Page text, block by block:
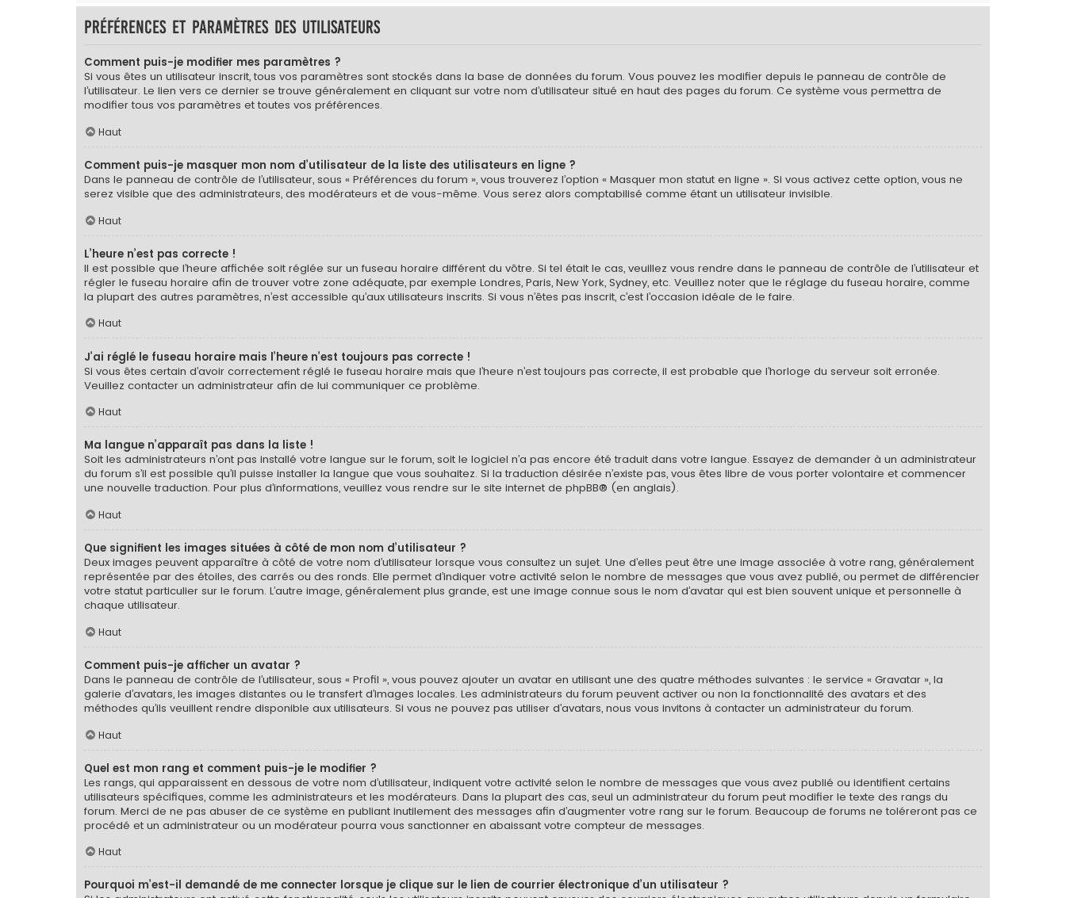
Préférences et paramètres des utilisateurs
Comment puis-je modifier mes paramètres ?
Si vous êtes un utilisateur inscrit, tous vos paramètres sont stockés dans la base de données du forum. Vous pouvez les modifier depuis le panneau de contrôle de
l’utilisateur. Le lien vers ce dernier se trouve généralement en cliquant sur votre nom d’utilisateur situé en haut des pages du forum. Ce système vous permettra de
modifier tous vos paramètres et toutes vos préférences.
Haut
Comment puis-je masquer mon nom d’utilisateur de la liste des utilisateurs en ligne ?
Dans le panneau de contrôle de l’utilisateur, sous « Préférences du forum », vous trouverez l’option « Masquer mon statut en ligne ». Si vous activez cette option, vous ne
serez visible que des administrateurs, des modérateurs et de vous-même. Vous serez alors comptabilisé comme étant un utilisateur invisible.
Haut
L’heure n’est pas correcte !
Il est possible que l’heure affichée soit réglée sur un fuseau horaire différent du vôtre. Si tel était le cas, veuillez vous rendre dans le panneau de contrôle de l’utilisateur et
régler le fuseau horaire afin de trouver votre zone adéquate, par exemple Londres, Paris, New York, Sydney, etc. Veuillez noter que le réglage du fuseau horaire, comme
la plupart des autres paramètres, n’est accessible qu’aux utilisateurs inscrits. Si vous n’êtes pas inscrit, c’est l’occasion idéale de le faire.
Haut
J’ai réglé le fuseau horaire mais l’heure n’est toujours pas correcte !
Si vous êtes certain d’avoir correctement réglé le fuseau horaire mais que l’heure n’est toujours pas correcte, il est probable que l’horloge du serveur soit erronée.
Veuillez contacter un administrateur afin de lui communiquer ce problème.
Haut
Ma langue n’apparaît pas dans la liste !
Soit les administrateurs n’ont pas installé votre langue sur le forum, soit le logiciel n’a pas encore été traduit dans votre langue. Essayez de demander à un administrateur
du forum s’il est possible qu’il puisse installer la langue que vous souhaitez. Si la traduction désirée n’existe pas, vous êtes libre de vous porter volontaire et commencer
une nouvelle traduction. Pour plus d’informations, veuillez vous rendre sur le site internet de phpBB® (en anglais).
Haut
Que signifient les images situées à côté de mon nom d’utilisateur ?
Deux images peuvent apparaître à côté de votre nom d’utilisateur lorsque vous consultez un sujet. Une d’elles peut être une image associée à votre rang, généralement
représentée par des étoiles, des carrés ou des ronds. Elle permet d’indiquer votre activité selon le nombre de messages que vous avez publié, ou permet de différencier
votre statut particulier sur le forum. L’autre image, généralement plus grande, est une image connue sous le nom d’avatar qui est bien souvent unique et personnelle à
chaque utilisateur.
Haut
Comment puis-je afficher un avatar ?
Dans le panneau de contrôle de l’utilisateur, sous « Profil », vous pouvez ajouter un avatar en utilisant une des quatre méthodes suivantes : le service « Gravatar », la
galerie d’avatars, les images distantes ou le transfert d’images locales. Les administrateurs du forum peuvent activer ou non la fonctionnalité des avatars et des
méthodes qu’ils veuillent rendre disponible aux utilisateurs. Si vous ne pouvez pas utiliser d’avatars, nous vous invitons à contacter un administrateur du forum.
Haut
Quel est mon rang et comment puis-je le modifier ?
Les rangs, qui apparaissent en dessous de votre nom d’utilisateur, indiquent votre activité selon le nombre de messages que vous avez publié ou identifient certains
utilisateurs spécifiques, comme les administrateurs et les modérateurs. Dans la plupart des cas, seul un administrateur du forum peut modifier le texte des rangs du
forum. Merci de ne pas abuser de ce système en publiant inutilement des messages afin d’augmenter votre rang sur le forum. Beaucoup de forums ne toléreront pas ce
procédé et un administrateur ou un modérateur pourra vous sanctionner en abaissant votre compteur de messages.
Haut
Pourquoi m’est-il demandé de me connecter lorsque je clique sur le lien de courrier électronique d’un utilisateur ?